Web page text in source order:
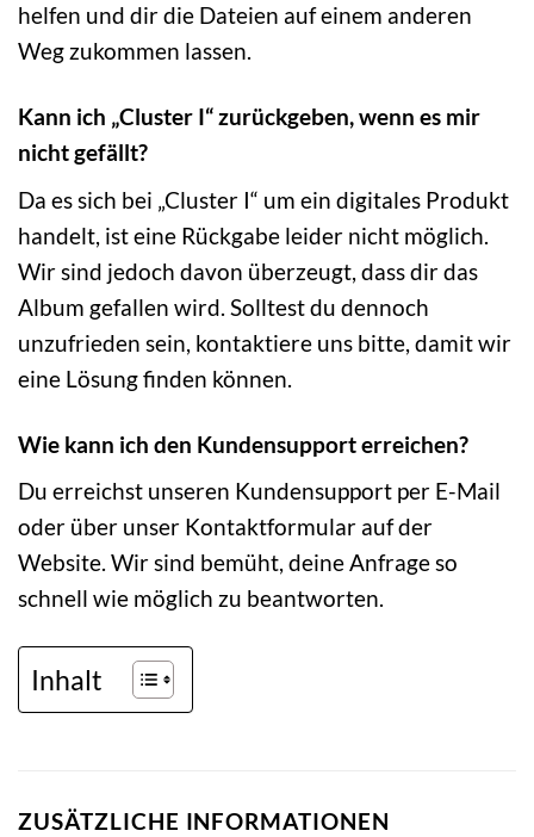
helfen und dir die Dateien auf einem anderen
Weg zukommen lassen.
Kann ich „Cluster I“ zurückgeben, wenn es mir
nicht gefällt?
Da es sich bei „Cluster I“ um ein digitales Produkt
handelt, ist eine Rückgabe leider nicht möglich.
Wir sind jedoch davon überzeugt, dass dir das
Album gefallen wird. Solltest du dennoch
unzufrieden sein, kontaktiere uns bitte, damit wir
eine Lösung finden können.
Wie kann ich den Kundensupport erreichen?
Du erreichst unseren Kundensupport per E-Mail
oder über unser Kontaktformular auf der
Website. Wir sind bemüht, deine Anfrage so
schnell wie möglich zu beantworten.
Inhalt
ZUSÄTZLICHE INFORMATIONEN